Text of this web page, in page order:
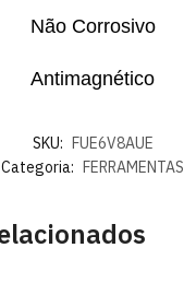
Não Corrosivo
Antimagnético
SKU:
FUE6V8AUE
Categoria:
FERRAMENTAS